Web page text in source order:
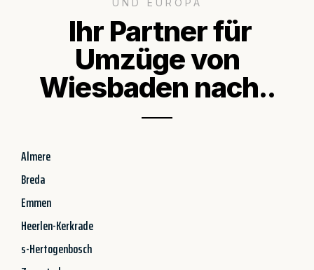
UND EUROPA
Ihr Partner für
Umzüge von
Wiesbaden nach..
Almere
Breda
Emmen
Heerlen-Kerkrade
s-Hertogenbosch